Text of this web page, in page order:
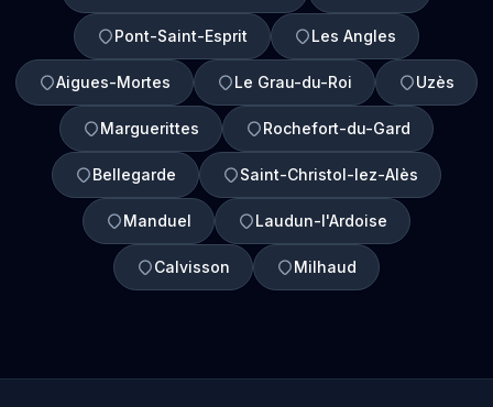
Pont-Saint-Esprit Les Angles
Aigues-Mortes Le Grau-du-Roi Uzès
Marguerittes Rochefort-du-Gard
Bellegarde Saint-Christol-lez-Alès
Manduel Laudun-l'Ardoise
Calvisson Milhaud